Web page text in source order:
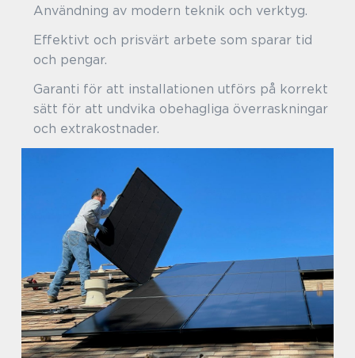
Användning av modern teknik och verktyg.
Effektivt och prisvärt arbete som sparar tid
och pengar.
Garanti för att installationen utförs på korrekt
sätt för att undvika obehagliga överraskningar
och extrakostnader.